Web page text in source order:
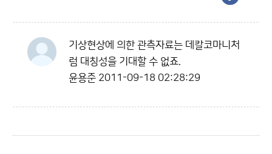
기상현상에 의한 관측자료는 데칼코마니처
럼 대칭성을 기대할 수 없죠.
윤용준 2011-09-18 02:28:29